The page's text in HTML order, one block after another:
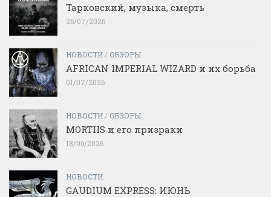
Тарковский, музыка, смерть
26/07/2026
НОВОСТИ / ОБЗОРЫ
AFRICAN IMPERIAL WIZARD и их борьба
01/07/2026
НОВОСТИ / ОБЗОРЫ
MORTIIS и его призраки
18/06/2026
НОВОСТИ
GAUDIUM EXPRESS: ИЮНЬ